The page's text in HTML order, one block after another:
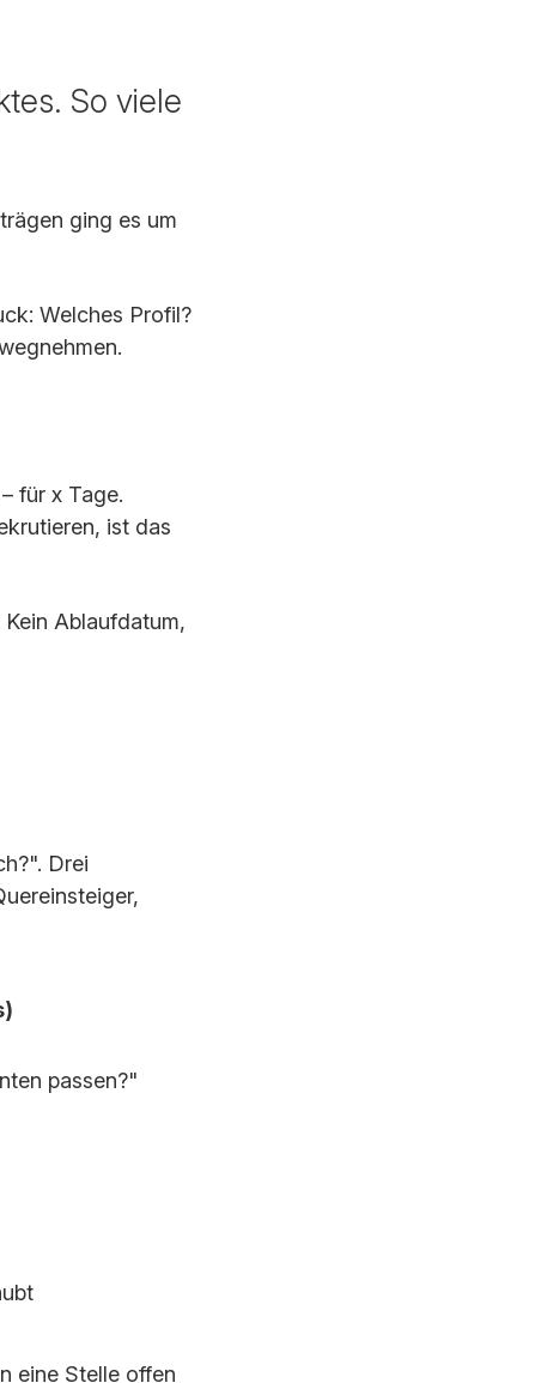
So viele
ging es um
Welches Profil?
für x Tage.
ist das
Ablaufdatum,
Drei
passen?"
eine Stelle offen